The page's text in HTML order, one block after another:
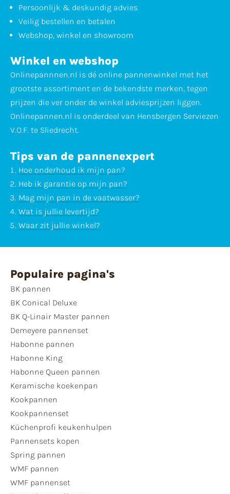
Persoonlijk & deskundig advies
Veilig bestellen en betalen
Webshop, winkel en showroom
Winkel en webshop
Onlinepannnen.nl is dé online pannenwinkel met het
grootste assortiment en de bekendste merken, tegen
prijzen die ver onder de winkel adviesprijzen liggen.
Onlinepannen.nl is onderdeel van Hensbergen Serviezen
V.O.F. te Sliedrecht.
Tips van de pannenexpert
Hoe onderhoud ik mijn pan?
Heb ik garantie op mijn pan?
Mag mijn pan in de vaatwasser?
Wat is jullie levertijd?
Waar zit jullie winkel?
Populaire pagina's
BK pannen
BK Conical Deluxe
BK Q-Linair Master pannen
Demeyere pannenset
Habonne pannen
Habonne King
Habonne Queen pannen
Keramische koekenpan
Kookpannen
Kookpannenset
Küchenprofi keukenhulpen
Pannensets kopen
Spring pannen
WMF pannen
WMF pannenset